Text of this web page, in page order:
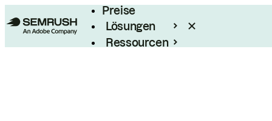
Preise
Lösungen
Ressourcen